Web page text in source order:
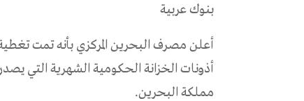
بنوك عربية
أذونات الخزانة الحكومية الشهرية التي
مملكة البحرين.